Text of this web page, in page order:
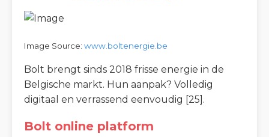
Image Source: www.boltenergie.be
Bolt brengt sinds 2018 frisse energie in de
Belgische markt. Hun aanpak? Volledig
digitaal en verrassend eenvoudig [25].
Bolt online platform